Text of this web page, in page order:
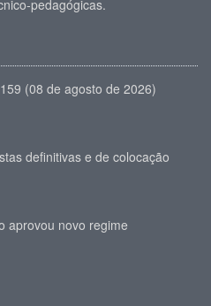
pedagógicas.
(08 de agosto de 2026)
definitivas e de colocação
aprovou novo regime